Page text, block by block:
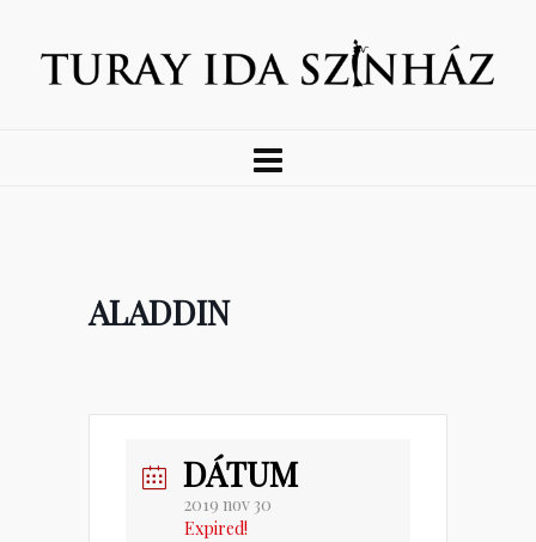
ALADDIN
DÁTUM
2019 nov 30
Expired!